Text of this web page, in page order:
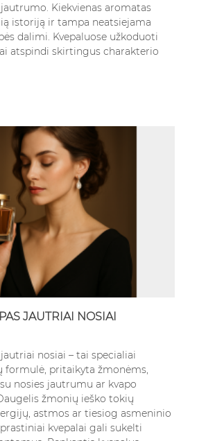
Kiekvienas aromatas
istoriją ir tampa neatsiejama
dalimi. Kvepaluose užkoduoti
atspindi skirtingus charakterio
JAUTRIAI NOSIAI
nosiai – tai specialiai
formulė, pritaikyta žmonėms,
nosies jautrumu ar kvapo
žmonių ieško tokių
astmos ar tiesiog asmeninio
kvepalai gali sukelti